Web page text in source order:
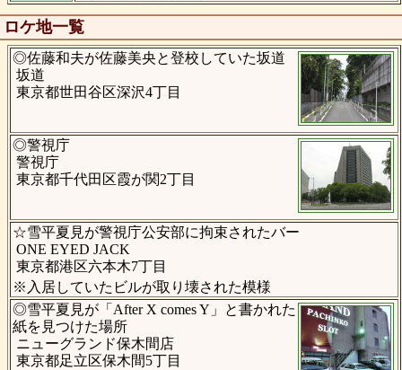
ロケ地一覧
◎佐藤和夫が佐藤美央と登校していた坂道
坂道
東京都世田谷区深沢4丁目
◎警視庁
警視庁
東京都千代田区霞が関2丁目
☆雪平夏見が警視庁公安部に拘束されたバー
ONE EYED JACK
東京都港区六本木7丁目
※入居していたビルが取り壊された模様
◎雪平夏見が「After X comes Y」と書かれた
紙を見つけた場所
ニューグランド保木間店
東京都足立区保木間5丁目